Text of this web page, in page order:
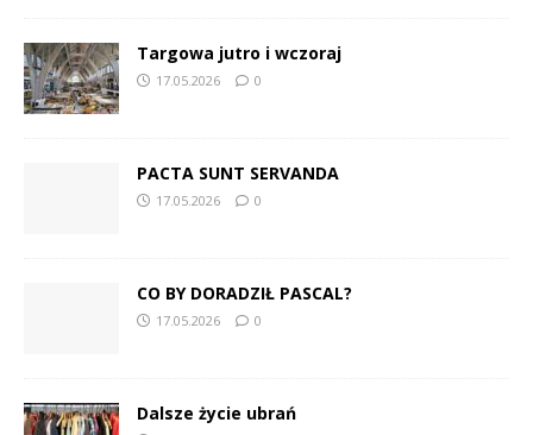
Targowa jutro i wczoraj
17.05.2026 0
PACTA SUNT SERVANDA
17.05.2026 0
CO BY DORADZIŁ PASCAL?
17.05.2026 0
Dalsze życie ubrań